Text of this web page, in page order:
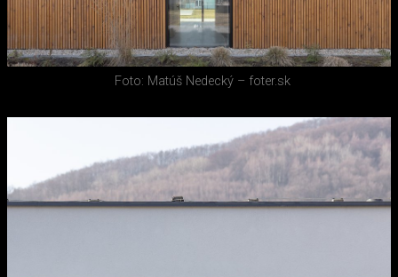
Foto: Matúš Nedecký – foter.sk